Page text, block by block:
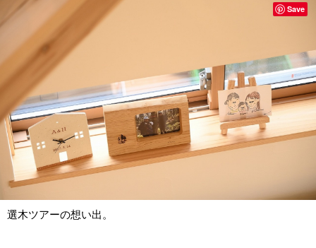
選木ツアーの想い出。
Save